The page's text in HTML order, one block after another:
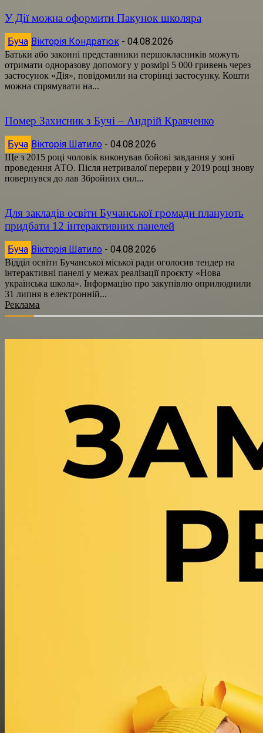
У Дії можна оформити Пакунок школяра
Буча Вікторія Кондратюк - 04.08.2026
Батьки або законні представники першокласників можуть
отримати одноразову допомогу у розмірі 5 000 гривень через
застосунок «Дія», повідомили на сторінці застосунку. Кошти
можна спрямувати на...
Помер Захисник з Бучі – Андрій Кравченко
Буча Вікторія Шатило - 04.08.2026
Ще з 2015 році чоловік виконував бойові завдання у зоні
проведення АТО. Після нетривалої перерви у 2019 році знову
повернувся до лав Збройних сил...
Для закладів освіти Бучанської громади планують
придбати 12 інтерактивних панелей
Буча Вікторія Шатило - 04.08.2026
Відділ освіти Бучанської міської ради оголосив тендер на
інтерактивні панелі у межах реалізації проєкту «Нова
українська школа». Інформацію про закупівлю оприлюднили
31 липня в електронній...
Реклама